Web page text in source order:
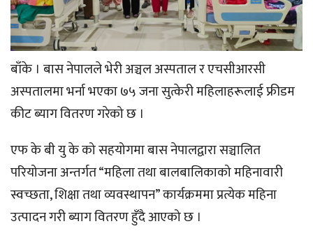
बाँके । बास नेपालले भेरी अञ्चल अस्पताल र एचसीआरसी
अस्पतालमा भर्ना भएका ७५ जना सुत्केरी महिलाहरूलाई फ्रीडम
कीट ब्याग वितरण गरेको छ ।
एफ के बी यु के को सहयोगमा बास नेपालद्वारा सञ्चालित
परियोजना अन्तर्गत “महिला तथा बालबालिकाको महिनावारी
स्वच्छता, शिक्षा तथा व्यवस्थापन” कार्यक्रममा प्रत्येक महिना
उत्पादन गरी ब्याग वितरण हुँदै आएको छ ।